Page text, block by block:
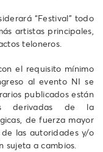
“Festival” todo
artistas principales,
teloneros.
el requisito mínimo
al evento NI se
publicados están
derivadas de la
de fuerza mayor
las autoridades y/o
sujeta a cambios.